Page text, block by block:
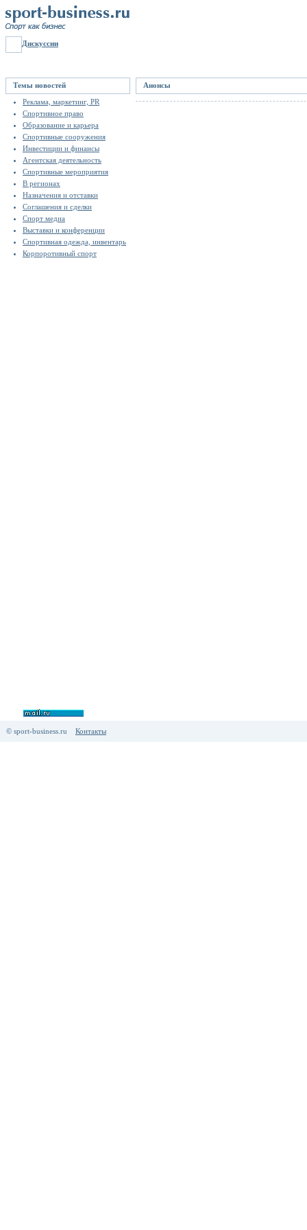
Дискуссии
Темы новостей
Реклама, маркетинг, PR
Спортивное право
Образование и карьера
Спортивные сооружения
Инвестиции и финансы
Агентская деятельность
Спортивные мероприятия
В регионах
Назначения и отставки
Соглашения и сделки
Спорт медиа
Выставки и конференции
Спортивная одежда, инвентарь
Корпоротивный спорт
Анонсы
© sport-business.ru Контакты